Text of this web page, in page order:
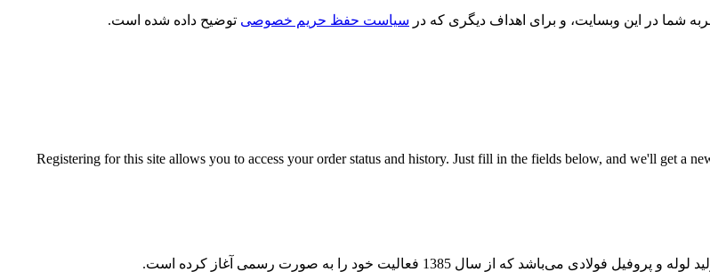
شما در این وبسایت، و برای اهداف دیگری که در سیاست حفظ حریم خصوصی توضیح داده شده است.
Registering for this site allows you to access your order status and history. Just fill in the fields below, and we'll get a
از سال 1385 فعالیت خود را به صورت رسمی آغاز کرده است.